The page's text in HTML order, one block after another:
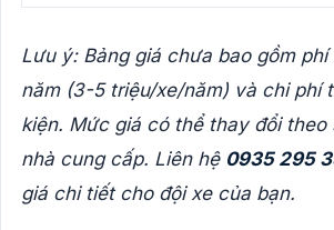
Lưu ý: Bảng giá chưa bao gồm phí
năm (3-5 triệu/xe/năm) và chi phí
kiện. Mức giá có thể thay đổi theo
nhà cung cấp. Liên hệ 0935 295
giá chi tiết cho đội xe của bạn.